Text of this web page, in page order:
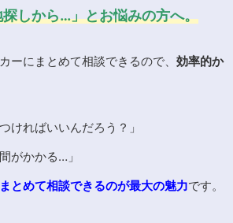
しから…」とお悩みの方へ。
ーにまとめて相談できるので、 効率的か
ければいいんだろう？」
がかかる…」
とめて相談できるのが最大の魅力です。